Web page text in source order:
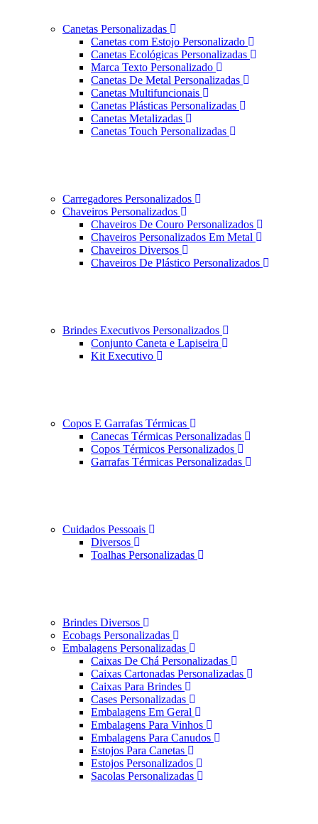
Canetas Personalizadas
Canetas com Estojo Personalizado
Canetas Ecológicas Personalizadas
Marca Texto Personalizado
Canetas De Metal Personalizadas
Canetas Multifuncionais
Canetas Plásticas Personalizadas
Canetas Metalizadas
Canetas Touch Personalizadas
Carregadores Personalizados
Chaveiros Personalizados
Chaveiros De Couro Personalizados
Chaveiros Personalizados Em Metal
Chaveiros Diversos
Chaveiros De Plástico Personalizados
Brindes Executivos Personalizados
Conjunto Caneta e Lapiseira
Kit Executivo
Copos E Garrafas Térmicas
Canecas Térmicas Personalizadas
Copos Térmicos Personalizados
Garrafas Térmicas Personalizadas
Cuidados Pessoais
Diversos
Toalhas Personalizadas
Brindes Diversos
Ecobags Personalizadas
Embalagens Personalizadas
Caixas De Chá Personalizadas
Caixas Cartonadas Personalizadas
Caixas Para Brindes
Cases Personalizadas
Embalagens Em Geral
Embalagens Para Vinhos
Embalagens Para Canudos
Estojos Para Canetas
Estojos Personalizados
Sacolas Personalizadas